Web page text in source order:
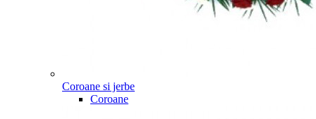
Coroane si jerbe
Coroane